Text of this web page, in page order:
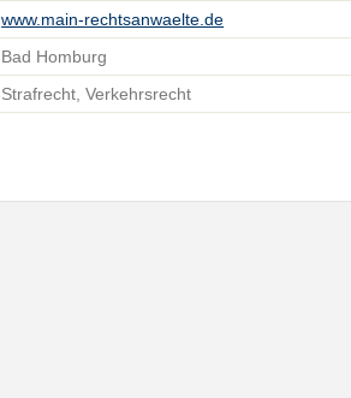
www.main-rechtsanwaelte.de
Bad Homburg
Strafrecht, Verkehrsrecht